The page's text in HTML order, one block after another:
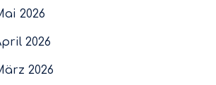
2026
2026
2026